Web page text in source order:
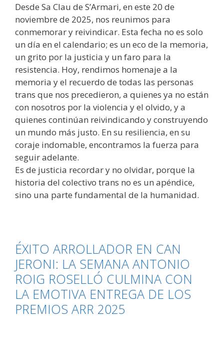
Roselló
Desde Sa Clau de S’Armari, en este 20 de
noviembre de 2025, nos reunimos para
conmemorar y reivindicar. Esta fecha no es solo
un día en el calendario; es un eco de la memoria,
un grito por la justicia y un faro para la
resistencia. Hoy, rendimos homenaje a la
memoria y el recuerdo de todas las personas
trans que nos precedieron, a quienes ya no están
con nosotros por la violencia y el olvido, y a
quienes continúan reivindicando y construyendo
un mundo más justo. En su resiliencia, en su
coraje indomable, encontramos la fuerza para
seguir adelante.
​Es de justicia recordar y no olvidar, porque la
historia del colectivo trans no es un apéndice,
sino una parte fundamental de la humanidad.
ÉXITO ARROLLADOR EN CAN
JERONI: LA SEMANA ANTONIO
ROIG ROSELLÓ CULMINA CON
LA EMOTIVA ENTREGA DE LOS
PREMIOS ARR 2025